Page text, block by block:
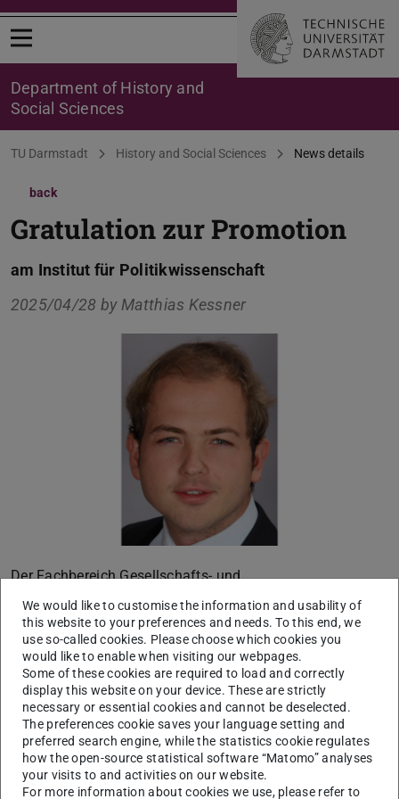
Open menu
Department of History and
Social Sciences
You are here:
TU Darmstadt History and Social Sciences News details
back
Gratulation zur Promotion
am Institut für Politikwissenschaft
2025/04/28 by Matthias Kessner
Der Fachbereich Gesellschafts- und
Geschichtswissenschaften gratuliertJan Meyerzur
erfolgreichen Verteidigung der Doktorarbeit mit dem
Thema:
"Institutionenpolitik gegen die „unteren Klassen“
Über die Einschränkungen gleicher und effektiver
Partizipation in der Ideengeschichte liberaler Theorien
der Demokratie
We would like to customise the information and usability of
this website to your preferences and needs. To this end, we
use so-called cookies. Please choose which cookies you
would like to enable when visiting our webpages.
Some of these cookies are required to load and correctly
display this website on your device. These are strictly
necessary or essential cookies and cannot be deselected.
The preferences cookie saves your language setting and
preferred search engine, while the statistics cookie regulates
how the open-source statistical software “Matomo” analyses
your visits to and activities on our website.
For more information about cookies we use, please refer to